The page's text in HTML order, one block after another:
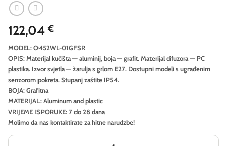
122,04€
MODEL: O452WL-01GFSR
OPIS: Materijal kućišta — aluminij, boja — grafit. Materijal difuzora — PC
plastika. Izvor svjetla — žarulja s grlom E27. Dostupni modeli s ugrađenim
senzorom pokreta. Stupanj zaštite IP54.
BOJA: Grafitna
MATERIJAL: Aluminum and plastic
VRIJEME ISPORUKE: 7 do 28 dana
Molimo da nas kontaktirate za hitne narudzbe!